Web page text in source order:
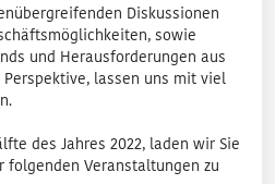
Diskussionen
sowie
und Herausforderungen aus
lassen uns mit viel
des Jahres 2022, laden wir Sie
folgenden Veranstaltungen zu